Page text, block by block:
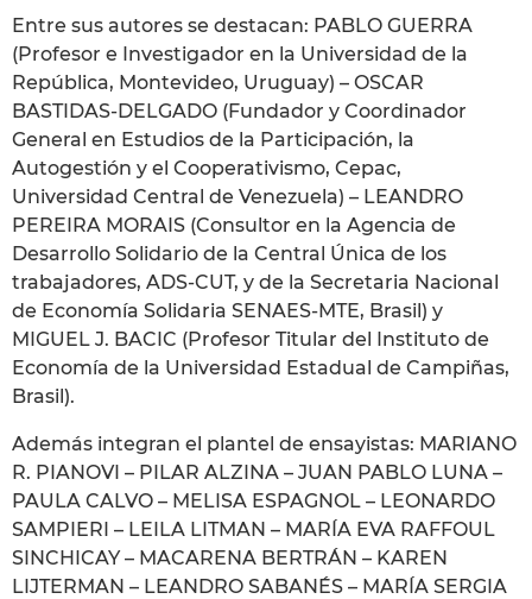
Entre sus autores se destacan: PABLO GUERRA
(Profesor e Investigador en la Universidad de la
República, Montevideo, Uruguay) – OSCAR
BASTIDAS-DELGADO (Fundador y Coordinador
General en Estudios de la Participación, la
Autogestión y el Cooperativismo, Cepac,
Universidad Central de Venezuela) – LEANDRO
PEREIRA MORAIS (Consultor en la Agencia de
Desarrollo Solidario de la Central Única de los
trabajadores, ADS-CUT, y de la Secretaria Nacional
de Economía Solidaria SENAES-MTE, Brasil) y
MIGUEL J. BACIC (Profesor Titular del Instituto de
Economía de la Universidad Estadual de Campiñas,
Brasil).
Además integran el plantel de ensayistas: MARIANO
R. PIANOVI – PILAR ALZINA – JUAN PABLO LUNA –
PAULA CALVO – MELISA ESPAGNOL – LEONARDO
SAMPIERI – LEILA LITMAN – MARÍA EVA RAFFOUL
SINCHICAY – MACARENA BERTRÁN – KAREN
LIJTERMAN – LEANDRO SABANÉS – MARÍA SERGIA